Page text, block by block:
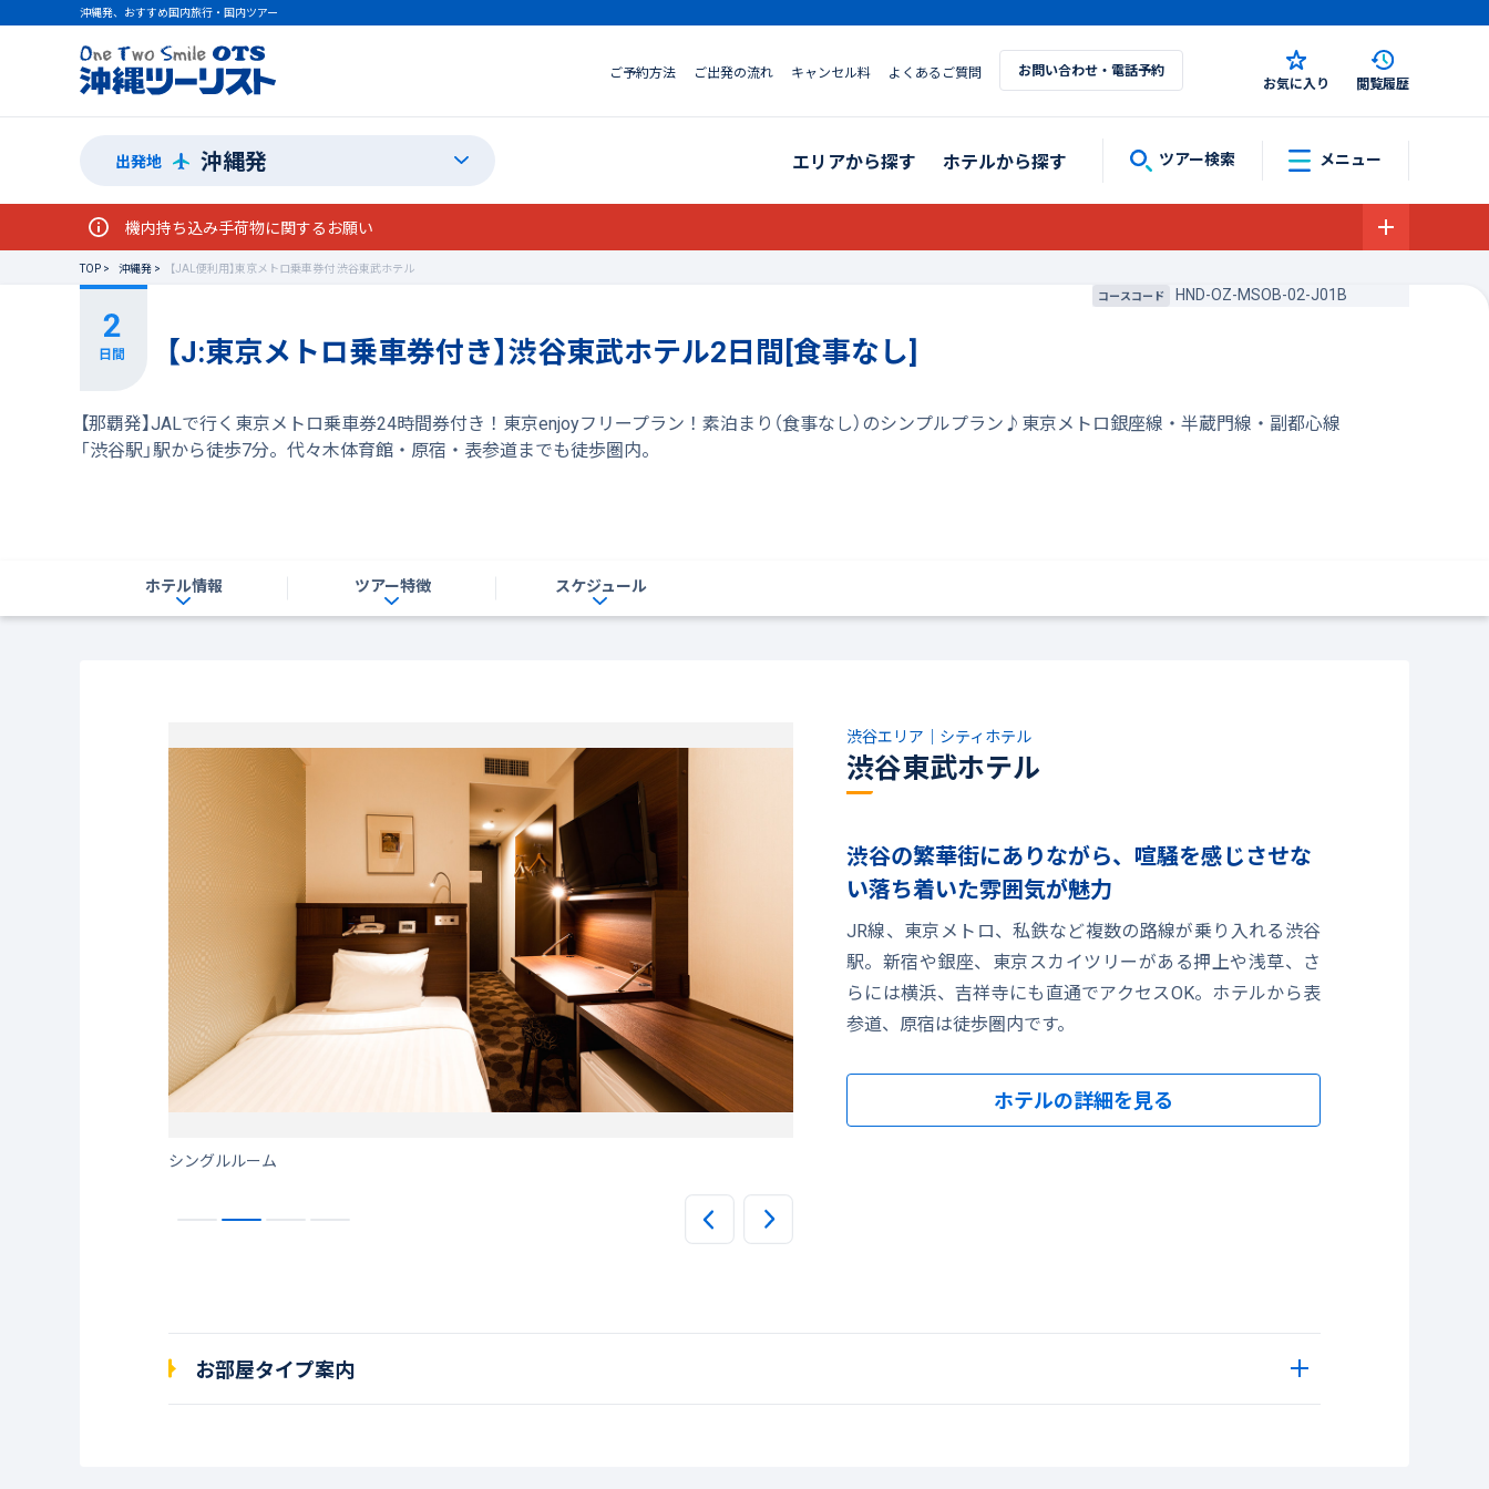
沖縄発、おすすめ国内旅行・国内ツアー
ご予約方法 ご出発の流れ キャンセル料 よくあるご質問 お問い合わせ・電話予約
お気に入り 閲覧履歴
出発地 沖縄発 エリアから探す ホテルから探す ツアー検索 メニュー
機内持ち込み手荷物に関するお願い
TOP 沖縄発
【JAL便利用】東京メトロ乗車券付 渋谷東武ホテル
コースコード
HND-OZ-MSOB-02-J01B
【J:東京メトロ乗車券付き】渋谷東武ホテル2日間[食事なし]
【那覇発】JALで行く東京メトロ乗車券24時間券付き！東京enjoyフリープラン！素泊まり（食事なし）のシンプルプラン♪東京メトロ銀座線・半蔵門線・副都心線
「渋谷駅」駅から徒歩7分。代々木体育館・原宿・表参道までも徒歩圏内。
ホテル情報 ツアー特徴 スケジュール
渋谷エリア｜シティホテル
渋谷東武ホテル
渋谷の繁華街にありながら、喧騒を感じさせな
い落ち着いた雰囲気が魅力
JR線、東京メトロ、私鉄など複数の路線が乗り入れる渋谷
駅。新宿や銀座、東京スカイツリーがある押上や浅草、さ
らには横浜、吉祥寺にも直通でアクセスOK。ホテルから表
参道、原宿は徒歩圏内です。
ホテルの詳細を見る
シングルルーム
お部屋タイプ案内